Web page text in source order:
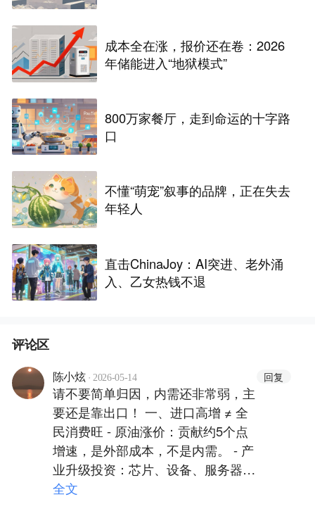
成本全在涨，报价还在卷：2026
年储能进入“地狱模式”
800万家餐厅，走到命运的十字路
口
不懂“萌宠”叙事的品牌，正在失去
年轻人
直击ChinaJoy：AI突进、老外涌
入、乙女热钱不退
评论区
陈小炫 · 2026-05-14 回复
请不要简单归因，内需还非常弱，主
要还是靠出口！ 一、进口高增 ≠ 全
民消费旺 - 原油涨价：贡献约5个点
增速，是外部成本，不是内需。 - 产
业升级投资：芯片、设备、服务器进
口暴增（+25%），是企业投资/生产
全文